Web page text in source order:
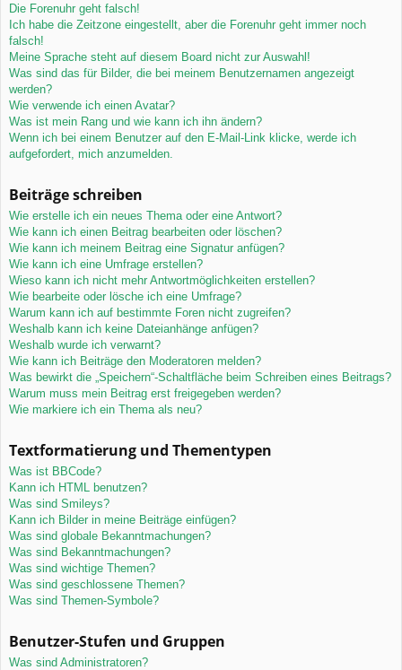
Die Forenuhr geht falsch!
Ich habe die Zeitzone eingestellt, aber die Forenuhr geht immer noch
falsch!
Meine Sprache steht auf diesem Board nicht zur Auswahl!
Was sind das für Bilder, die bei meinem Benutzernamen angezeigt
werden?
Wie verwende ich einen Avatar?
Was ist mein Rang und wie kann ich ihn ändern?
Wenn ich bei einem Benutzer auf den E-Mail-Link klicke, werde ich
aufgefordert, mich anzumelden.
Beiträge schreiben
Wie erstelle ich ein neues Thema oder eine Antwort?
Wie kann ich einen Beitrag bearbeiten oder löschen?
Wie kann ich meinem Beitrag eine Signatur anfügen?
Wie kann ich eine Umfrage erstellen?
Wieso kann ich nicht mehr Antwortmöglichkeiten erstellen?
Wie bearbeite oder lösche ich eine Umfrage?
Warum kann ich auf bestimmte Foren nicht zugreifen?
Weshalb kann ich keine Dateianhänge anfügen?
Weshalb wurde ich verwarnt?
Wie kann ich Beiträge den Moderatoren melden?
Was bewirkt die „Speichern“-Schaltfläche beim Schreiben eines Beitrags?
Warum muss mein Beitrag erst freigegeben werden?
Wie markiere ich ein Thema als neu?
Textformatierung und Thementypen
Was ist BBCode?
Kann ich HTML benutzen?
Was sind Smileys?
Kann ich Bilder in meine Beiträge einfügen?
Was sind globale Bekanntmachungen?
Was sind Bekanntmachungen?
Was sind wichtige Themen?
Was sind geschlossene Themen?
Was sind Themen-Symbole?
Benutzer-Stufen und Gruppen
Was sind Administratoren?